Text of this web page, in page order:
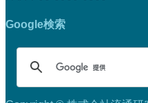
Google検索